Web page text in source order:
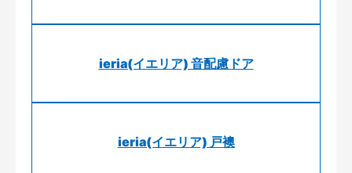
ieria(イエリア) 音配慮ドア
ieria(イエリア) 戸襖